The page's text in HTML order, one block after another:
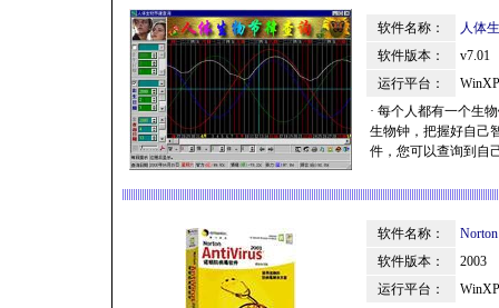
软件名称：
人体
软件版本：
v7.01
运行平台：
· 每个人都有一个生
生物钟，把握好自己
件，您可以查询到自
软件名称：
软件版本：
2003
运行平台：